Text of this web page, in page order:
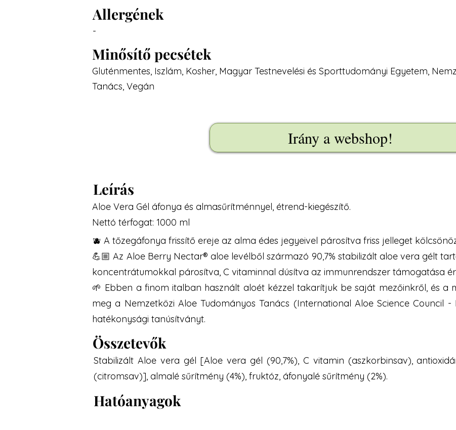
Allergének
-
Minősítő pecsétek
Gluténmentes, Iszlám, Kosher, Magyar Testnevelési és Sporttudományi Egyetem,
Tanács, Vegán
Irány a webshop!
Leírás
Aloe Vera Gél áfonya és almasűrítménnyel, étrend-kiegészítő.
Nettó térfogat: 1000 ml
🫐 A tőzegáfonya frissítő ereje az alma édes jegyeivel párosítva friss jelleget
💪🏼 Az Aloe Berry Nectar® aloe levélből származó 90,7% stabilizált aloe vera gélt
koncentrátumokkal párosítva, C vitaminnal dúsítva az immunrendszer támogatása
🌱 Ebben a finom italban használt aloét kézzel takarítjuk be saját mezőinkről, és a
meg a Nemzetközi Aloe Tudományos Tanács (International Aloe Science Council -
hatékonysági tanúsítványt.
Összetevők
Stabilizált Aloe vera gél [Aloe vera gél (90,7%), C vitamin (aszkorbinsav),
(citromsav)], almalé sűrítmény (4%), fruktóz, áfonyalé sűrítmény (2%).
Hatóanyagok